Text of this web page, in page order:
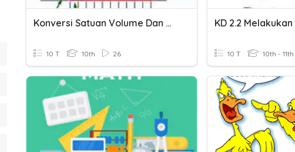
Konversi Satuan Volume Dan Waktu
10 T 10th 26 10 T 10th - 11th